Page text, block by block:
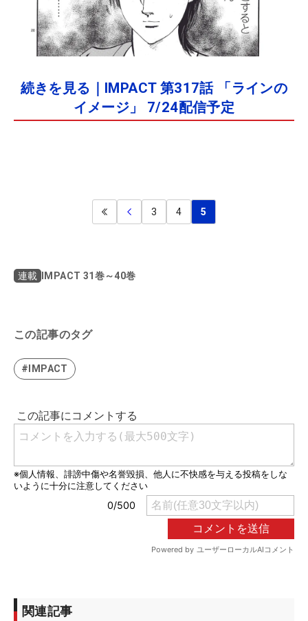
続きを見る｜IMPACT 第317話 「ラインの
イメージ」 7/24配信予定
3 4 5
連載 IMPACT 31巻～40巻
この記事のタグ
#IMPACT
関連記事